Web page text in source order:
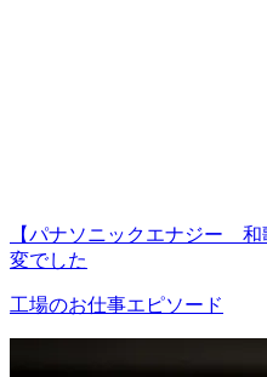
【パナソニックエナジー
変でした
工場のお仕事エピソード